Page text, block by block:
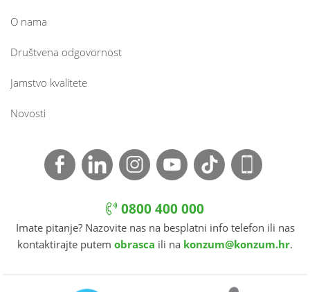
O nama
Društvena odgovornost
Jamstvo kvalitete
Novosti
0800 400 000
Imate pitanje? Nazovite nas na besplatni info telefon ili nas
kontaktirajte putem obrasca ili na konzum@konzum.hr.